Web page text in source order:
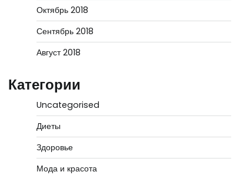
Октябрь 2018
Сентябрь 2018
Август 2018
Категории
Uncategorised
Диеты
Здоровье
Мода и красота